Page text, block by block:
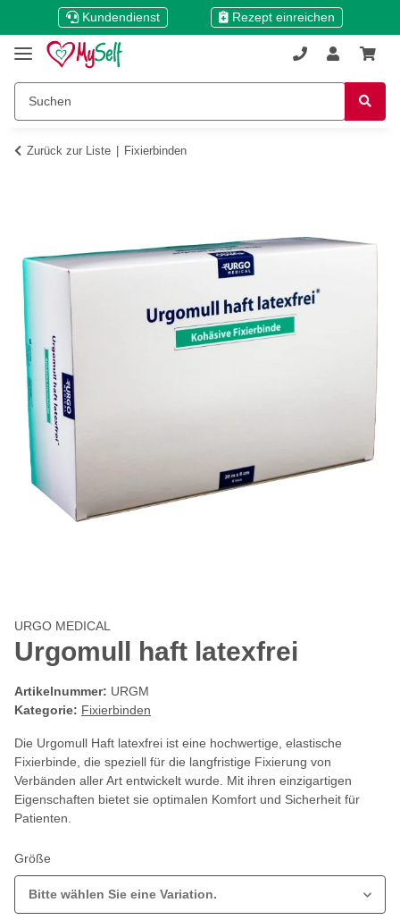
Kundendienst Rezept einreichen
Zurück zur Liste Fixierbinden
URGO MEDICAL
Urgomull haft latexfrei
Artikelnummer: URGM
Kategorie: Fixierbinden
Die Urgomull Haft latexfrei ist eine hochwertige, elastische
Fixierbinde, die speziell für die langfristige Fixierung von
Verbänden aller Art entwickelt wurde. Mit ihren einzigartigen
Eigenschaften bietet sie optimalen Komfort und Sicherheit für
Patienten.
Größe
Bitte wählen Sie eine Variation.